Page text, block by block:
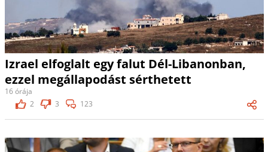
Izrael elfoglalt egy falut Dél-Libanonban,
ezzel megállapodást sérthetett
16 órája
2
3 123